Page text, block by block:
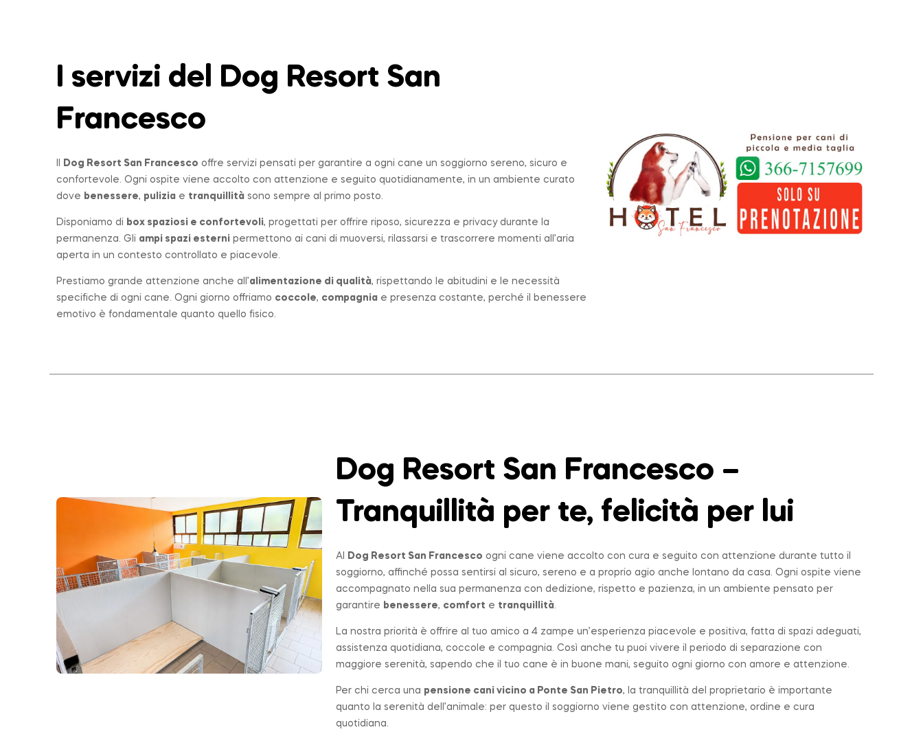
I servizi del Dog Resort San
Francesco
Dog Resort San Francesco offre servizi pensati per garantire a ogni cane un soggiorno sereno, sicuro e
confortevole. Ogni ospite viene accolto con attenzione e seguito quotidianamente, in un ambiente curato
dove benessere, pulizia e tranquillità sono sempre al primo posto.
Disponiamo di box spaziosi e confortevoli, progettati per offrire riposo, sicurezza e privacy durante la
permanenza. Gli ampi spazi esterni permettono ai cani di muoversi, rilassarsi e trascorrere momenti all’aria
aperta in un contesto controllato e piacevole.
Prestiamo grande attenzione anche all’alimentazione di qualità, rispettando le abitudini e le necessità
specifiche di ogni cane. Ogni giorno offriamo coccole, compagnia e presenza costante, perché il benessere
emotivo è fondamentale quanto quello fisico.
Dog Resort San Francesco –
Tranquillità per te, felicità per lui
Al Dog Resort San Francesco ogni cane viene accolto con cura e seguito con attenzione durante tutto il
soggiorno, affinché possa sentirsi al sicuro, sereno e a proprio agio anche lontano da casa. Ogni ospite viene
accompagnato nella sua permanenza con dedizione, rispetto e pazienza, in un ambiente pensato per
garantire benessere, comfort e tranquillità.
La nostra priorità è offrire al tuo amico a 4 zampe un’esperienza piacevole e positiva, fatta di spazi adeguati,
assistenza quotidiana, coccole e compagnia. Così anche tu puoi vivere il periodo di separazione con
maggiore serenità, sapendo che il tuo cane è in buone mani, seguito ogni giorno con amore e attenzione.
Per chi cerca una pensione cani vicino a Ponte San Pietro, la tranquillità del proprietario è importante
quanto la serenità dell’animale: per questo il soggiorno viene gestito con attenzione, ordine e cura
quotidiana.